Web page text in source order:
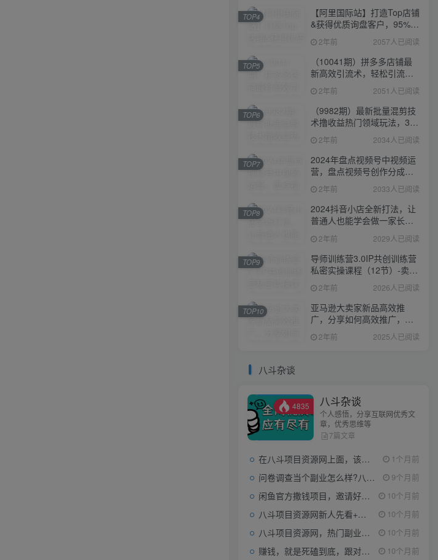
【阿里国际站】打造Top店铺
&获得优质询盘客户，​95%的
国际站讲师不会说的运营技
巧 2年前 2057人已阅读
TOP4
（10041期）拼多多店铺最
新高效引流术，轻松引流
400+创业粉，精准日变现五
位数！
2年前 2051人已阅读
TOP5
（9982期）最新批量混剪技
术撸收益热门领域玩法，3分
钟一条原创视频，轻松日入
1000＋
2年前 2034人已阅读
TOP6
2024年盘点视频号中视频运
营，盘点视频号创作分成计
划，快速过原创日入300+
2年前 2033人已阅读
TOP7
2024抖音小店全新打法，让
普通人也能学会做一家长久
稳定赚钱的抖店
2年前 2029人已阅读
TOP8
导师训练营3.0IP共创训练营
私密实操课程（12节）-卖项
目的密码成功秘诀
2年前 2026人已阅读
TOP9
亚马逊大卖家新品高效推
广，分享如何高效推广，打
造百万美金爆款单品
2年前 2025人已阅读
TOP10
八斗杂谈
4835 八斗杂谈
个人感悟，分享互联网优秀文
章，优秀思维等
7篇文章
在八斗项目资源网上面，该看什么类型的赚钱项目 1个月前
问卷调查当个副业怎么样?八斗告诉你 9个月前
闲鱼官方撒钱项目，邀请好友领现金，单价1-8元，0成本可以当个小副业 10个月前
八斗项目资源网新人先看+领取【0撸小项目+互联网工具箱】 10个月前
八斗项目资源网，热门副业项目任你选，每日持续更新 10个月前
赚钱，就是死磕到底，跟对人做对事。 10个月前